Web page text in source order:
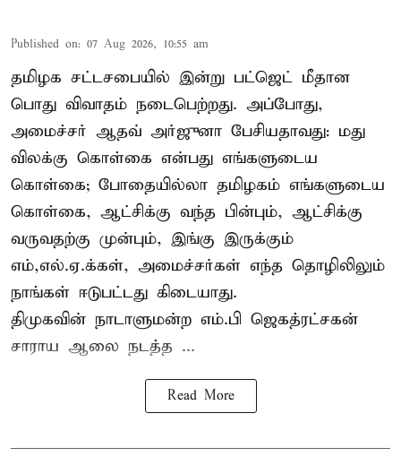
Published on: 07 Aug 2026, 10:55 am
தமிழக சட்டசபையில் இன்று பட்ஜெட் மீதான
பொது விவாதம் நடைபெற்றது. அப்போது,
அமைச்சர் ஆதவ் அர்ஜுனா பேசியதாவது: மது
விலக்கு கொள்கை என்பது எங்களுடைய
கொள்கை; போதையில்லா தமிழகம் எங்களுடைய
கொள்கை, ஆட்சிக்கு வந்த பின்பும், ஆட்சிக்கு
வருவதற்கு முன்பும், இங்கு இருக்கும்
எம்,எல்.ஏ.க்கள், அமைச்சர்கள் எந்த தொழிலிலும்
நாங்கள் ஈடுபட்டது கிடையாது.
திமுகவின் நாடாளுமன்ற எம்.பி ஜெகத்ரட்சகன்
சாராய ஆலை நடத்த ...
Read More